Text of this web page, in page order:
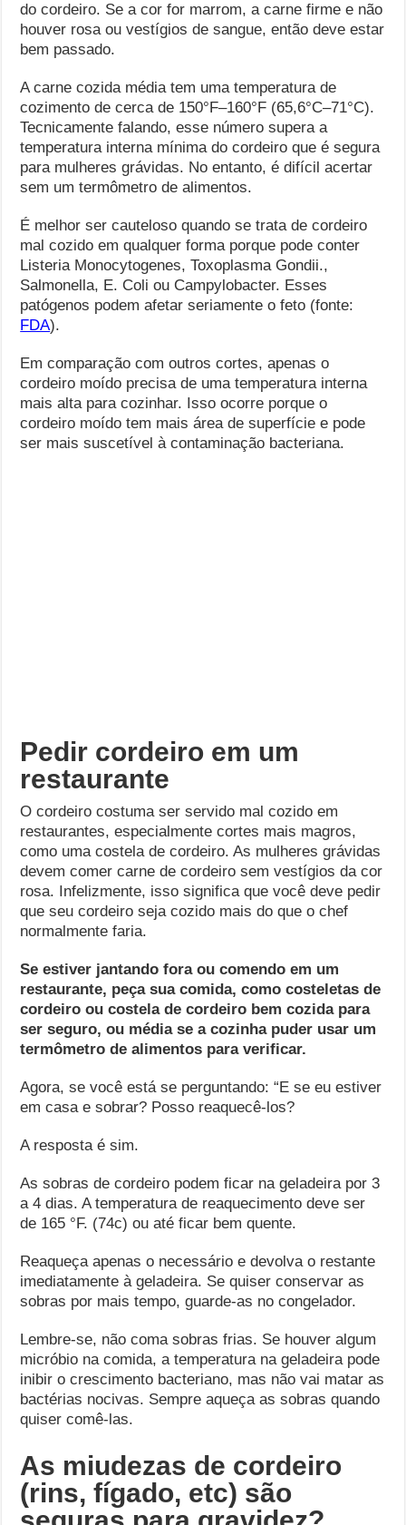
do cordeiro. Se a cor for marrom, a carne firme e não
houver rosa ou vestígios de sangue, então deve estar
bem passado.
A carne cozida média tem uma temperatura de
cozimento de cerca de 150°F–160°F (65,6°C–71°C).
Tecnicamente falando, esse número supera a
temperatura interna mínima do cordeiro que é segura
para mulheres grávidas. No entanto, é difícil acertar
sem um termômetro de alimentos.
É melhor ser cauteloso quando se trata de cordeiro
mal cozido em qualquer forma porque pode conter
Listeria Monocytogenes, Toxoplasma Gondii.,
Salmonella, E. Coli ou Campylobacter. Esses
patógenos podem afetar seriamente o feto (fonte:
FDA).
Em comparação com outros cortes, apenas o
cordeiro moído precisa de uma temperatura interna
mais alta para cozinhar. Isso ocorre porque o
cordeiro moído tem mais área de superfície e pode
ser mais suscetível à contaminação bacteriana.
Pedir cordeiro em um
restaurante
O cordeiro costuma ser servido mal cozido em
restaurantes, especialmente cortes mais magros,
como uma costela de cordeiro. As mulheres grávidas
devem comer carne de cordeiro sem vestígios da cor
rosa. Infelizmente, isso significa que você deve pedir
que seu cordeiro seja cozido mais do que o chef
normalmente faria.
Se estiver jantando fora ou comendo em um
restaurante, peça sua comida, como costeletas de
cordeiro ou costela de cordeiro bem cozida para
ser seguro, ou média se a cozinha puder usar um
termômetro de alimentos para verificar.
Agora, se você está se perguntando: “E se eu estiver
em casa e sobrar? Posso reaquecê-los?
A resposta é sim.
As sobras de cordeiro podem ficar na geladeira por 3
a 4 dias. A temperatura de reaquecimento deve ser
de 165 °F. (74c) ou até ficar bem quente.
Reaqueça apenas o necessário e devolva o restante
imediatamente à geladeira. Se quiser conservar as
sobras por mais tempo, guarde-as no congelador.
Lembre-se, não coma sobras frias. Se houver algum
micróbio na comida, a temperatura na geladeira pode
inibir o crescimento bacteriano, mas não vai matar as
bactérias nocivas. Sempre aqueça as sobras quando
quiser comê-las.
As miudezas de cordeiro
(rins, fígado, etc) são